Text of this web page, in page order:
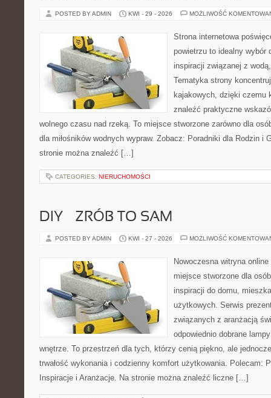
POSTED BY ADMIN KWI - 29 - 2026 MOŻLIWOŚĆ
Strona internetowa
powietrzu to idealny wybór
inspiracji związanej z
Tematyka strony
kajakowych, dzięki czemu
znaleźć praktyczne
wolnego czasu nad rzeką. To miejsce stworzone zarówno dla
dla miłośników wodnych wypraw. Zobacz: Poradniki dla Rodzin i
stronie można znaleźć […]
CATEGORIES: NIERUCHOMOŚCI
DIY – ZRÓB TO SAM
POSTED BY ADMIN KWI - 27 - 2026 MOŻLIWOŚĆ
Nowoczesna witryna
miejsce stworzone dla
inspiracji do domu,
użytkowych. Serwis
związanych z aranżacją
odpowiednio dobrane
wnętrze. To przestrzeń dla tych, którzy cenią piękno, ale
trwałość wykonania i codzienny komfort użytkowania. Polecam:
Inspiracje i Aranżacje. Na stronie można znaleźć liczne […]